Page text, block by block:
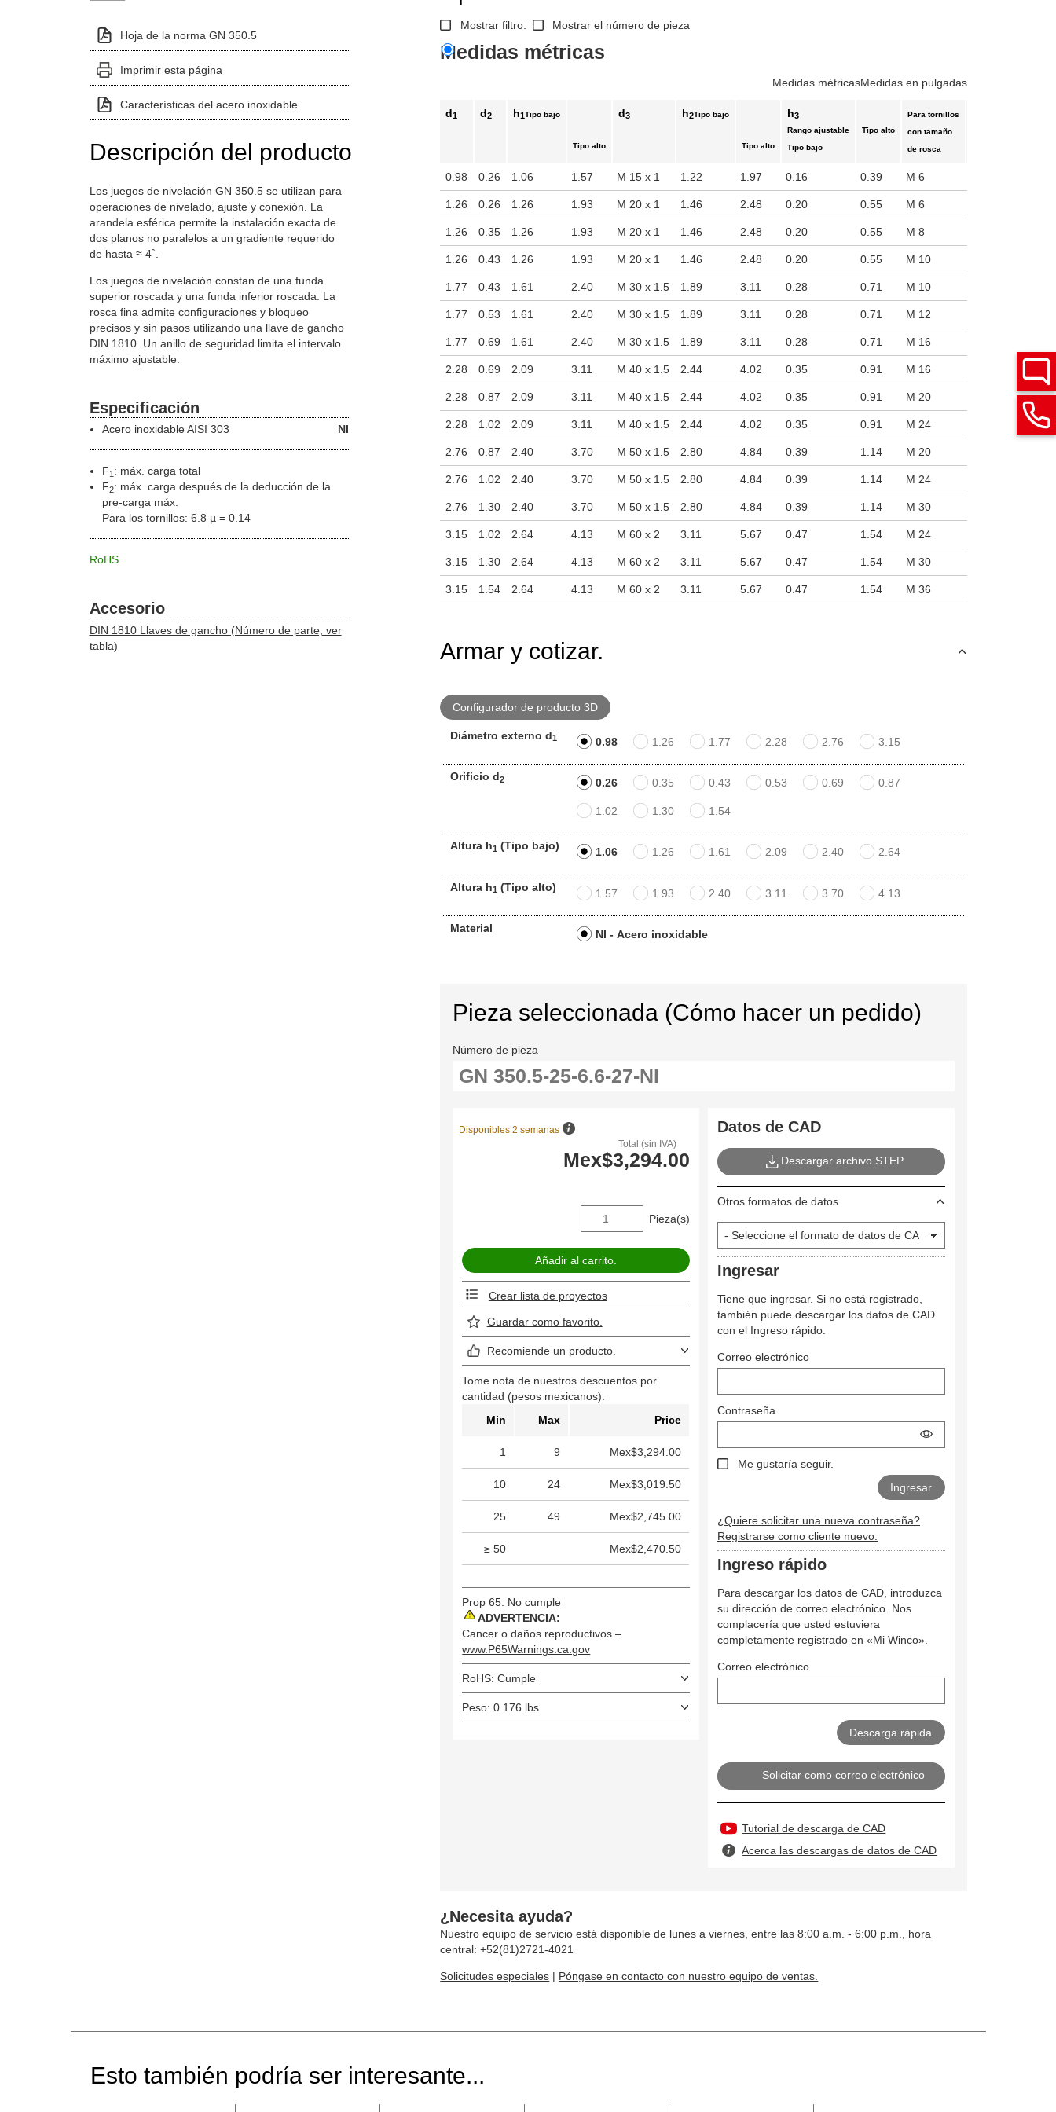
Hoja de la norma GN 350.5
Imprimir esta página
Características del acero inoxidable
Descripción del producto
Los juegos de nivelación GN 350.5 se utilizan para
operaciones de nivelado, ajuste y conexión. La
arandela esférica permite la instalación exacta de
dos planos no paralelos a un gradiente requerido
de hasta ≈ 4˚.
Los juegos de nivelación constan de una funda
superior roscada y una funda inferior roscada. La
rosca fina admite configuraciones y bloqueo
precisos y sin pasos utilizando una llave de gancho
DIN 1810. Un anillo de seguridad limita el intervalo
máximo ajustable.
Especificación
Acero inoxidable NI
AISI 303
F1 : máx. carga total
F2: máx. carga después de la deducción de la
pre-carga máx.
Para los tornillos: 6.8 µ = 0.14
RoHS
Accesorio
DIN 1810 Llaves de gancho (Número de parte, ver
tabla)
Mostrar filtro. Mostrar el número de pieza
Medidas métricas
Medidas métricasMedidas en pulgadas
d1 d2 h1Tipo bajo
Tipo alto
d3 h2Tipo bajo
Tipo alto
h3
Rango ajustable
Tipo bajo
Tipo alto
Para tornillos
con tamaño
de rosca
0.98 0.26 1.06 1.57 M 15 x 1 1.22 1.97 0.16 0.39 M 6
1.26 0.26 1.26 1.93 M 20 x 1 1.46 2.48 0.20 0.55 M 6
1.26 0.35 1.26 1.93 M 20 x 1 1.46 2.48 0.20 0.55 M 8
1.26 0.43 1.26 1.93 M 20 x 1 1.46 2.48 0.20 0.55 M 10
1.77 0.43 1.61 2.40 M 30 x 1.5 1.89 3.11 0.28 0.71 M 10
1.77 0.53 1.61 2.40 M 30 x 1.5 1.89 3.11 0.28 0.71 M 12
1.77 0.69 1.61 2.40 M 30 x 1.5 1.89 3.11 0.28 0.71 M 16
2.28 0.69 2.09 3.11 M 40 x 1.5 2.44 4.02 0.35 0.91 M 16
2.28 0.87 2.09 3.11 M 40 x 1.5 2.44 4.02 0.35 0.91 M 20 33272 lbf (148
2.28 1.02 2.09 3.11 M 40 x 1.5 2.44 4.02 0.35 0.91 M 24 33272 lbf (148
2.76 0.87 2.40 3.70 M 50 x 1.5 2.80 4.84 0.39 1.14 M 20
2.76 1.02 2.40 3.70 M 50 x 1.5 2.80 4.84 0.39 1.14 M 24
2.76 1.30 2.40 3.70 M 50 x 1.5 2.80 4.84 0.39 1.14 M 30
3.15 1.02 2.64 4.13 M 60 x 2 3.11 5.67 0.47 1.54 M 24
3.15 1.30 2.64 4.13 M 60 x 2 3.11 5.67 0.47 1.54 M 30
3.15 1.54 2.64 4.13 M 60 x 2 3.11 5.67 0.47 1.54 M 36
Armar y cotizar.
Configurador de producto 3D
Diámetro externo d1 0.98 1.26 1.77 2.28 2.76 3.15
Orificio d2 0.26 0.35 0.43 0.53 0.69 0.87
1.02 1.30 1.54
Altura h1 (Tipo bajo) 1.06 1.26 1.61 2.09 2.40 2.64
Altura h1 (Tipo alto) 1.57 1.93 2.40 3.11 3.70 4.13
Material NI - Acero inoxidable
Pieza seleccionada (Cómo hacer un pedido)
Número de pieza
Total (sin IVA)
Mex$3,294.00
Disponibles 2 semanas
Pieza(s)
Crear lista de proyectos
Guardar como favorito.
Recomiende un producto.
Tome nota de nuestros descuentos por
cantidad (pesos mexicanos).
Min
Max Price
1 9 Mex$3,294.00
10 24 Mex$3,019.50
25 49 Mex$2,745.00
≥ 50 Mex$2,470.50
Prop 65: No cumple
ADVERTENCIA:
Cancer o daños reproductivos –
www.P65Warnings.ca.gov
RoHS: Cumple
Peso: 0.176 lbs
Datos de CAD
Descargar archivo STEP
Otros formatos de datos
Ingresar
Tiene que ingresar. Si no está registrado,
también puede descargar los datos de CAD
con el Ingreso rápido.
Correo electrónico
Contraseña
Me gustaría seguir.
¿Quiere solicitar una nueva contraseña?
Registrarse como cliente nuevo.
Ingreso rápido
Para descargar los datos de CAD, introduzca
su dirección de correo electrónico. Nos
complacería que usted estuviera
completamente registrado en «Mi Winco».
Correo electrónico
Solicitar como correo electrónico
Tutorial de descarga de CAD
Acerca las descargas de datos de CAD
¿Necesita ayuda?
Nuestro equipo de servicio está disponible de lunes a viernes, entre las 8:00 a.m. - 6:00 p.m., hora
central: +52(81)2721-4021
Solicitudes especiales | Póngase en contacto con nuestro equipo de ventas.
Esto también podría ser interesante...